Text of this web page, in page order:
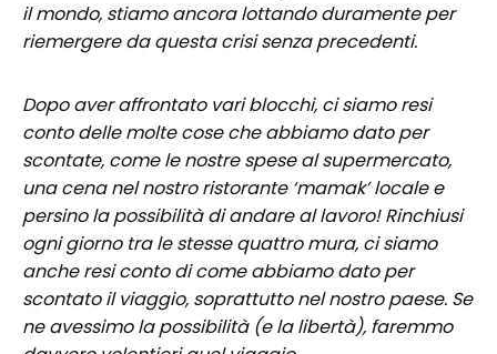
il mondo, stiamo ancora lottando duramente per
riemergere da questa crisi senza precedenti.
Dopo aver affrontato vari blocchi, ci siamo resi
conto delle molte cose che abbiamo dato per
scontate, come le nostre spese al supermercato,
una cena nel nostro ristorante ‘mamak’ locale e
persino la possibilità di andare al lavoro! Rinchiusi
ogni giorno tra le stesse quattro mura, ci siamo
anche resi conto di come abbiamo dato per
scontato il viaggio, soprattutto nel nostro paese. Se
ne avessimo la possibilità (e la libertà), faremmo